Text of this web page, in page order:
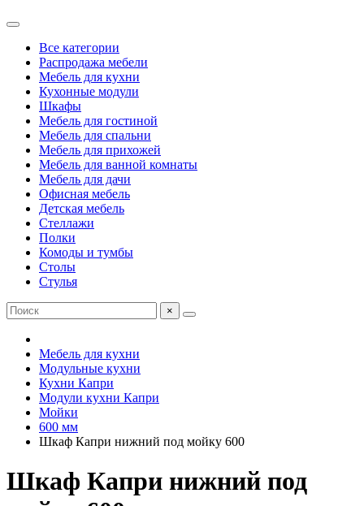
Все категории
Распродажа мебели
Мебель для кухни
Кухонные модули
Шкафы
Мебель для гостиной
Мебель для спальни
Мебель для прихожей
Мебель для ванной комнаты
Мебель для дачи
Офисная мебель
Детская мебель
Стеллажи
Полки
Комоды и тумбы
Столы
Стулья
×
Мебель для кухни
Модульные кухни
Кухни Капри
Модули кухни Капри
Мойки
600 мм
Шкаф Капри нижний под мойку 600
Шкаф Капри нижний под